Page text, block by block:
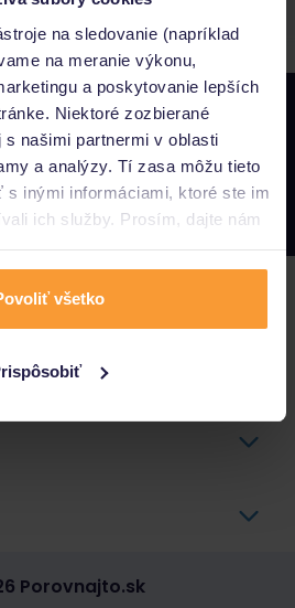
na sledovanie (napríklad
na meranie výkonu,
a poskytovanie lepších
Niektoré zozbierané
našimi partnermi v oblasti
a analýzy. Tí zasa môžu tieto
s inými informáciami, ktoré ste im
ich služby. Prosím, dajte nám
všetko
Porovnajto.sk